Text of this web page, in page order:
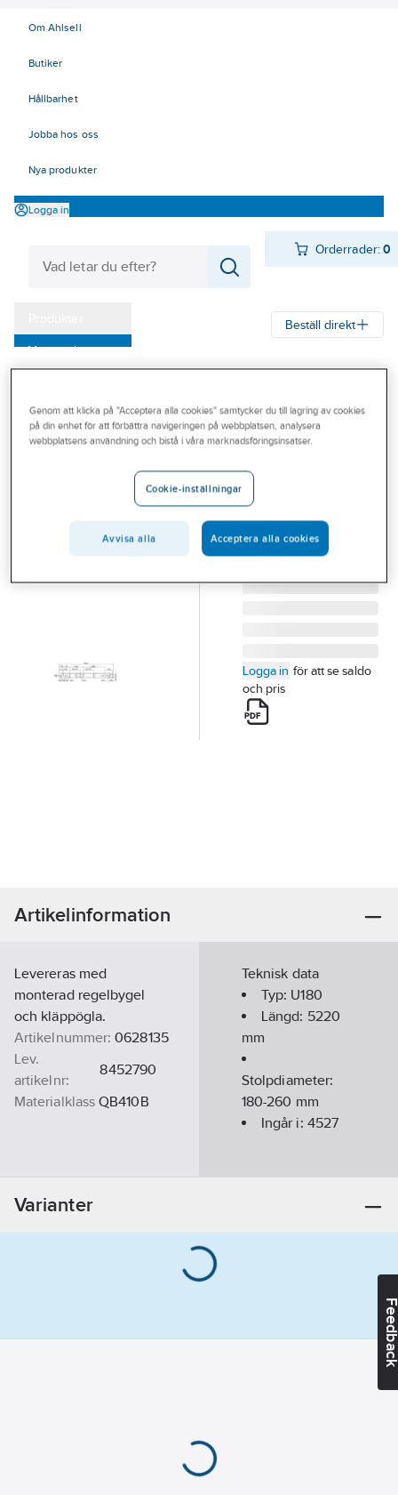
Om Ahlsell
Butiker
Hållbarhet
Jobba hos oss
Nya produkter
Logga in
Orderrader:0
Varumärken
Outlet
Branscher
Beställ direkt
Bärregel
U160/U180
MONTERAD REGEL
4527-01 U180
Artikelnummer:
8452790
Logga in för att se saldo
och pris
Artikelinformation
Levereras med
monterad regelbygel
och kläppögla.
Artikelnummer: 0628135
Lev.
artikelnr:
8452790
Materialklass QB410B
Teknisk data
Typ: U180
Längd: 5220
mm
Stolpdiameter:
180-260 mm
Ingår i: 4527
Varianter
Genom att klicka på "Acceptera alla cookies" samtycker du till lagring av cookies
på din enhet för att förbättra navigeringen på webbplatsen, analysera
webbplatsens användning och bistå i våra marknadsföringsinsatser.
Cookie-inställningar
Avvisa alla Acceptera alla cookies